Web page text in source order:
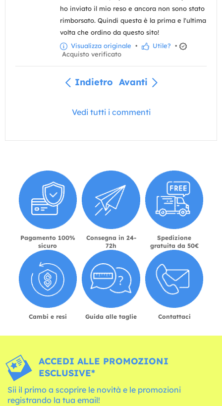
ho inviato il mio reso e ancora non sono stato
rimborsato. Quindi questa è la prima e l'ultima
volta che ordino da questo sito!
Visualizza originale • Utile? •
Acquisto verificato
Indietro Avanti
Vedi tutti i commenti
Pagamento 100%
sicuro
Consegna in 24-
72h
Spedizione
gratuita da 50€
Cambi e resi Guida alle taglie Contattaci
ACCEDI ALLE PROMOZIONI
ESCLUSIVE*
Sii il primo a scoprire le novità e le promozioni
registrando la tua email!